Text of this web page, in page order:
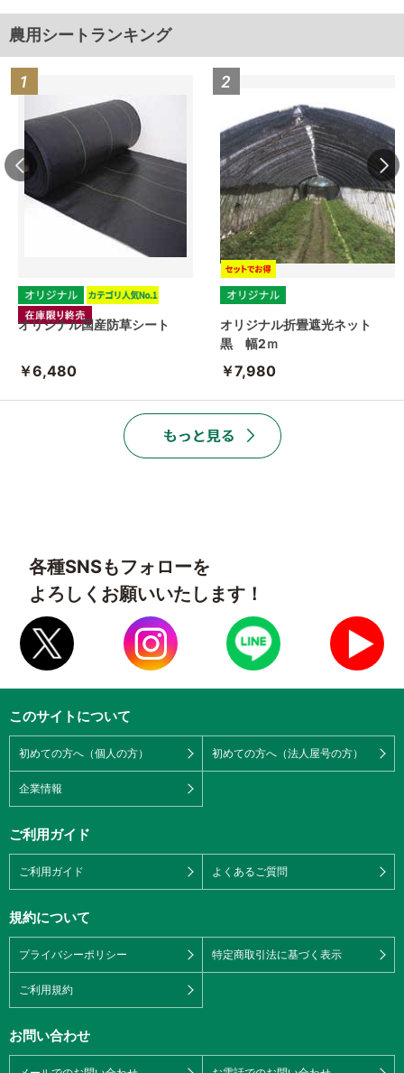
農用シートランキング
オリジナル国産防草シート
￥6,480
オリジナル折畳遮光ネット
黒 幅2ｍ
￥7,980
各種SNSもフォローを
よろしくお願いいたします！
このサイトについて
初めての方へ（個人の方） 初めての方へ（法人屋号の方）
企業情報
ご利用ガイド
ご利用ガイド よくあるご質問
規約について
プライバシーポリシー 特定商取引法に基づく表示
ご利用規約
お問い合わせ